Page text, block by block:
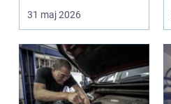
en varningsla...
31 maj 2026